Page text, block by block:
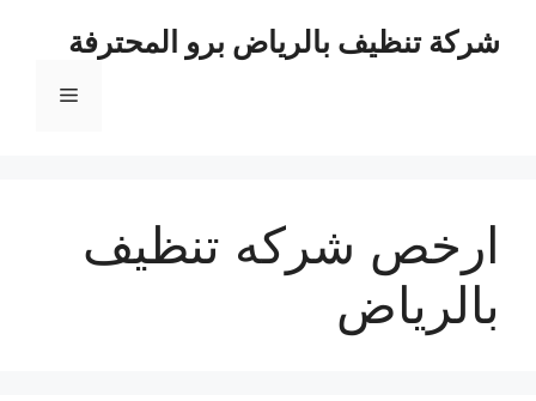
شركة تنظيف بالرياض برو المحترفة
القائمة
ارخص شركه تنظيف
بالرياض